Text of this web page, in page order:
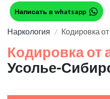
Написать в whatsapp
Наркология Кодировка
Кодировка от
Усолье-